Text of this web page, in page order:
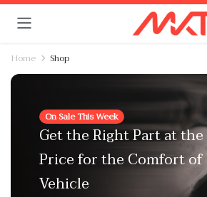
Home Shop
On Sale This Week
Get the Right Part at
Price for the Comfort of
Vehicle